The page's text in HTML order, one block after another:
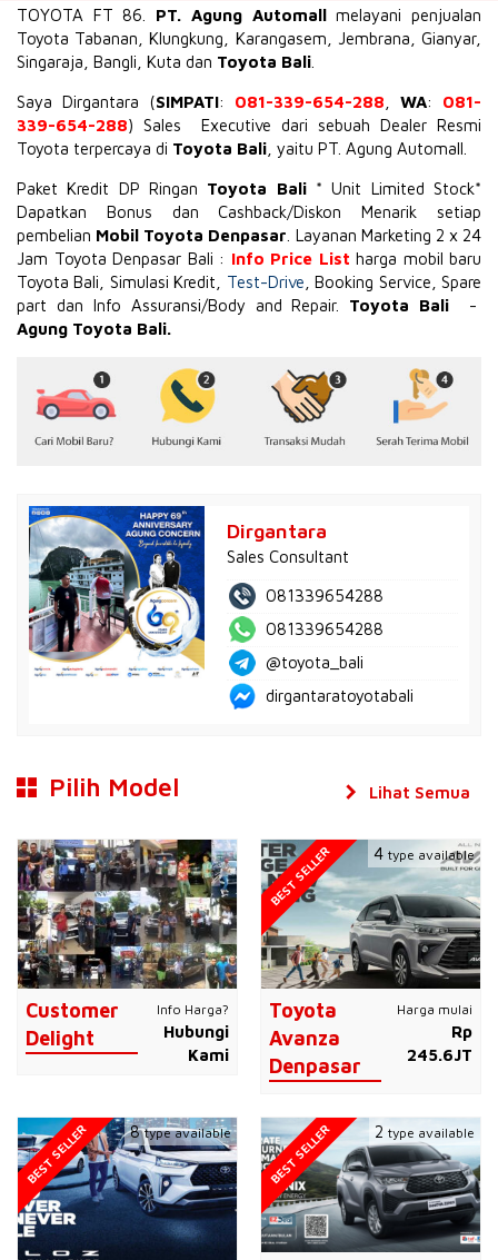
TOYOTA FT 86 PT. Agung Automallmelayani penjualan
Toyota Tabanan, Klungkung, Karangasem, Jembrana, Gianyar,
Singaraja, Bangli, Kuta dan Toyota Bali
Saya Dirgantara (SIMPATI: 081-339-654-288 WA: 081-
339-654-288) Sales Executive dari sebuah Dealer Resmi
Toyota terpercaya di Toyota Bali , yaitu PT. Agung Automall.
Paket Kredit DP Ringan Toyota Bali * Unit Limited Stock*
Dapatkan Bonus dan Cashback/Diskon Menarik setiap
pembelian Mobil Toyota Denpasar . Layanan Marketing 2 x 24
Jam Toyota Denpasar Bali : Info Price List harga mobil baru
Toyota Bali, Simulasi Kredit, Test-Drive , Booking Service, Spare
part dan Info Assuransi/Body and Repair. Toyota Bali -
Agung Toyota Bali.
Dirgantara
Sales Consultant
081339654288
081339654288
@toyota_bali
dirgantaratoyotabali
Pilih Model
Customer
Delight
Info Harga?
Hubungi
Kami
Toyota
Avanza
Denpasar
Harga mulai
Rp
245.6JT
BEST SELLER 4 type available
BEST SELLER 8type available BEST SELLER 2 type available
Lihat Semua